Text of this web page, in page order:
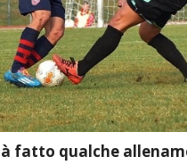
fatto qualche